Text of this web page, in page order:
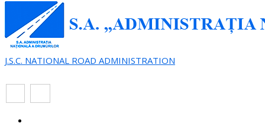
J.S.C. NATIONAL ROAD ADMINISTRATION